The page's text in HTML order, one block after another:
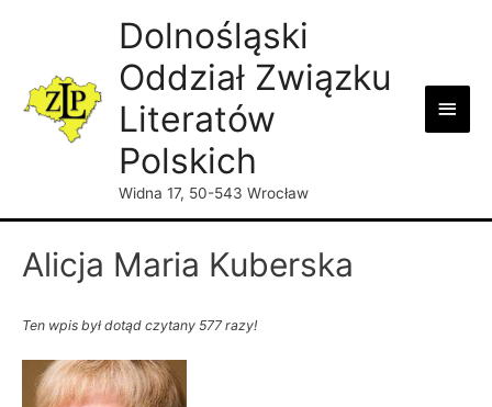
Dolnośląski
Oddział Związku
Literatów
Polskich
Widna 17, 50-543 Wrocław
Main
Alicja Maria Kuberska
Ten wpis był dotąd czytany 577 razy!